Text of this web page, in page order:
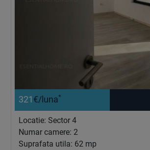
321 €/luna*
Locatie: Sector 4
Numar camere: 2
Suprafata utila: 62 mp